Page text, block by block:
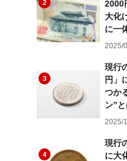
2
2000
大化
に一
2025/
3
現行
円」
つか
ン”
2025/
4
現行
に大